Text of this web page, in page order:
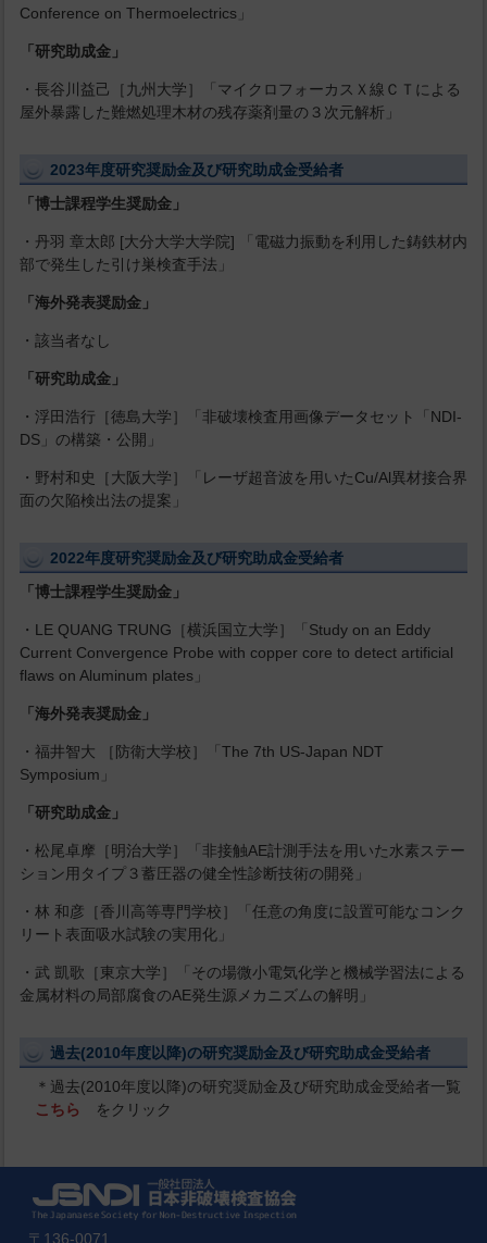
Conference on Thermoelectrics」
「研究助成金」
・長谷川益己［九州大学］「マイクロフォーカスＸ線ＣＴによる
屋外暴露した難燃処理木材の残存薬剤量の３次元解析」
2023年度研究奨励金及び研究助成金受給者
「博士課程学生奨励金」
・丹羽 章太郎 [大分大学大学院] 「電磁力振動を利用した鋳鉄材内
部で発生した引け巣検査手法」
「海外発表奨励金」
・該当者なし
「研究助成金」
・浮田浩行［徳島大学］「非破壊検査用画像データセット「NDI-
DS」の構築・公開」
・野村和史［大阪大学］「レーザ超音波を用いたCu/Al異材接合界
面の欠陥検出法の提案」
2022年度研究奨励金及び研究助成金受給者
「博士課程学生奨励金」
・LE QUANG TRUNG［横浜国立大学］「Study on an Eddy
Current Convergence Probe with copper core to detect artificial
flaws on Aluminum plates」
「海外発表奨励金」
・福井智大 ［防衛大学校］「The 7th US-Japan NDT
Symposium」
「研究助成金」
・松尾卓摩［明治大学］「非接触AE計測手法を用いた水素ステー
ション用タイプ３蓄圧器の健全性診断技術の開発」
・林 和彦［香川高等専門学校］「任意の角度に設置可能なコンク
リート表面吸水試験の実用化」
・武 凱歌［東京大学］「その場微小電気化学と機械学習法による
金属材料の局部腐食のAE発生源メカニズムの解明」
過去(2010年度以降)の研究奨励金及び研究助成金受給者
＊過去(2010年度以降)の研究奨励金及び研究助成金受給者一覧
こちら
をクリック
〒136-0071